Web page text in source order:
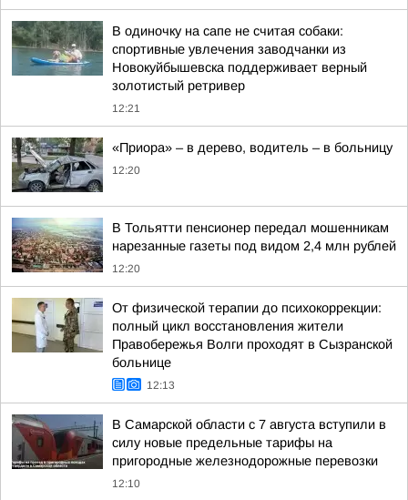
В одиночку на сапе не считая собаки:
спортивные увлечения заводчанки из
Новокуйбышевска поддерживает верный
золотистый ретривер
12:21
«Приора» – в дерево, водитель – в больницу
12:20
В Тольятти пенсионер передал мошенникам
нарезанные газеты под видом 2,4 млн рублей
12:20
От физической терапии до психокоррекции:
полный цикл восстановления жители
Правобережья Волги проходят в Сызранской
больнице
12:13
В Самарской области с 7 августа вступили в
силу новые предельные тарифы на
пригородные железнодорожные перевозки
12:10